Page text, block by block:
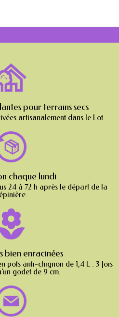
pour terrains secs
artisanalement dans le Lot.
chaque lundi
24 à 72 h après le départ de la
bien enracinées
pots anti-chignon de 1,4 L : 3 fois
godet de 9 cm.